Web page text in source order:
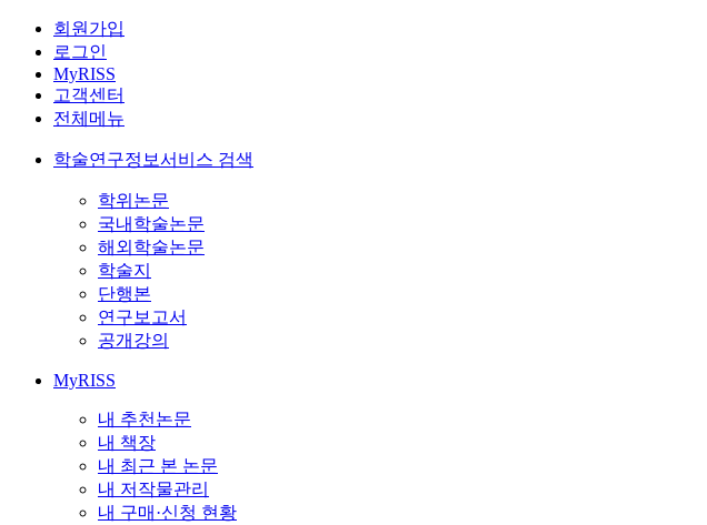
회원가입
로그인
MyRISS
고객센터
전체메뉴
학술연구정보서비스 검색
학위논문
국내학술논문
해외학술논문
학술지
단행본
연구보고서
공개강의
MyRISS
내 추천논문
내 책장
내 최근 본 논문
내 저작물관리
내 구매·신청 현황